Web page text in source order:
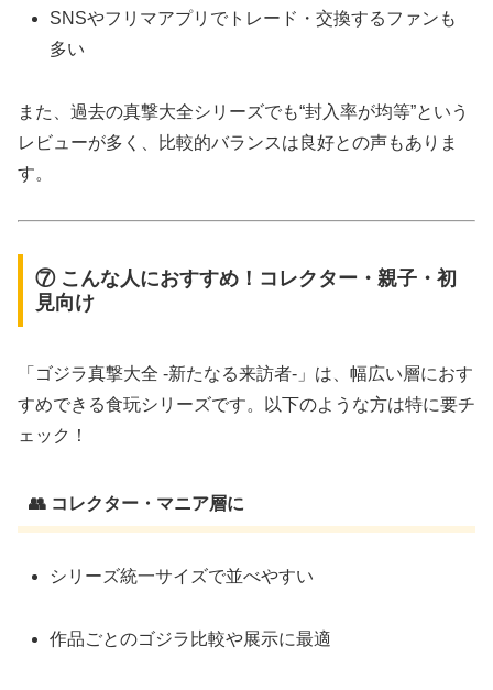
SNSやフリマアプリでトレード・交換するファンも
多い
また、過去の真撃大全シリーズでも“封入率が均等”という
レビューが多く、比較的バランスは良好との声もありま
す。
⑦ こんな人におすすめ！コレクター・親子・初
見向け
「ゴジラ真撃大全 ‐新たなる来訪者‐」は、幅広い層におす
すめできる食玩シリーズです。以下のような方は特に要チ
ェック！
👥 コレクター・マニア層に
シリーズ統一サイズで並べやすい
作品ごとのゴジラ比較や展示に最適